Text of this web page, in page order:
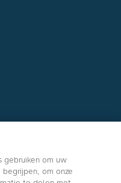
gebruiken om uw
om onze